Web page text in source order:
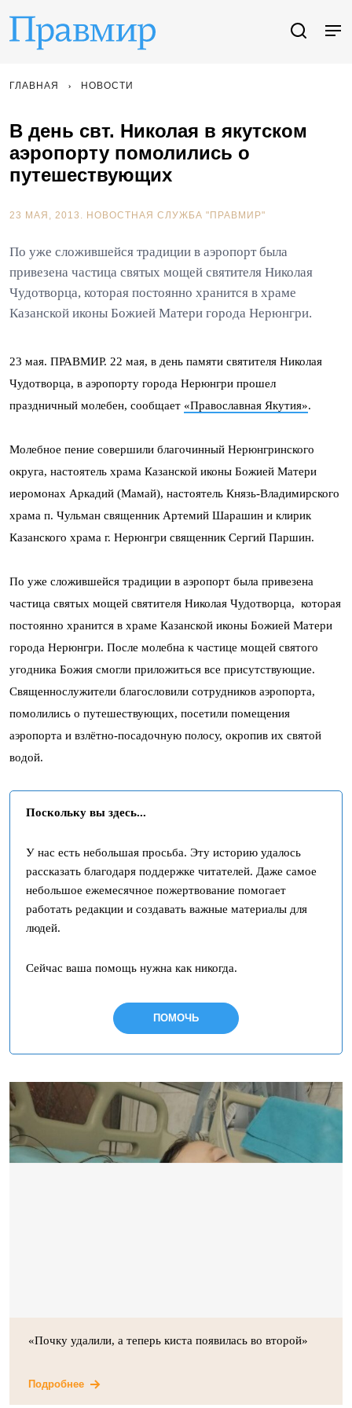
ГЛАВНАЯ НОВОСТИ
В день свт. Николая в якутском
аэропорту помолились о
путешествующих
23 МАЯ, 2013. НОВОСТНАЯ СЛУЖБА "ПРАВМИР"
По уже сложившейся традиции в аэропорт была
привезена частица святых мощей святителя Николая
Чудотворца, которая постоянно хранится в храме
Казанской иконы Божией Матери города Нерюнгри.
23 мая. ПРАВМИР. 22 мая, в день памяти святителя Николая
Чудотворца, в аэропорту города Нерюнгри прошел
праздничный молебен, сообщает «Православная Якутия».
Молебное пение совершили благочинный Нерюнгринского
округа, настоятель храма Казанской иконы Божией Матери
иеромонах Аркадий (Мамай), настоятель Князь-Владимирского
храма п. Чульман священник Артемий Шарашин и клирик
Казанского храма г. Нерюнгри священник Сергий Паршин.
По уже сложившейся традиции в аэропорт была привезена
частица святых мощей святителя Николая Чудотворца, которая
постоянно хранится в храме Казанской иконы Божией Матери
города Нерюнгри. После молебна к частице мощей святого
угодника Божия смогли приложиться все присутствующие.
Священнослужители благословили сотрудников аэропорта,
помолились о путешествующих, посетили помещения
аэропорта и взлётно-посадочную полосу, окропив их святой
водой.
Поскольку вы здесь...
У нас есть небольшая просьба. Эту историю удалось
рассказать благодаря поддержке читателей. Даже самое
небольшое ежемесячное пожертвование помогает
работать редакции и создавать важные материалы для
людей.
Сейчас ваша помощь нужна как никогда.
ПОМОЧЬ
«Почку удалили, а теперь киста появилась во второй»
Подробнее